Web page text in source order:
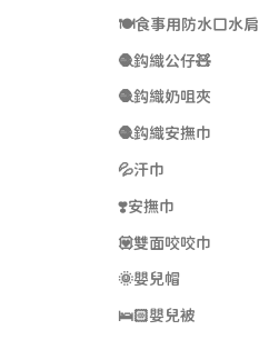
🍽️食事用防水口水肩
🧶鈎織公仔🧸
🧶鈎織奶咀夾
🧶鈎織安撫巾
💦汗巾
❣️安撫巾
💟雙面咬咬巾
🌞嬰兒帽
🛌🏻嬰兒被